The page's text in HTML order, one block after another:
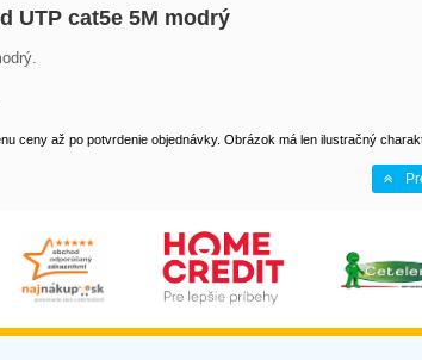
UTP cat5e 5M modrý
ceny až po potvrdenie objednávky. Obrázok má len ilustračný